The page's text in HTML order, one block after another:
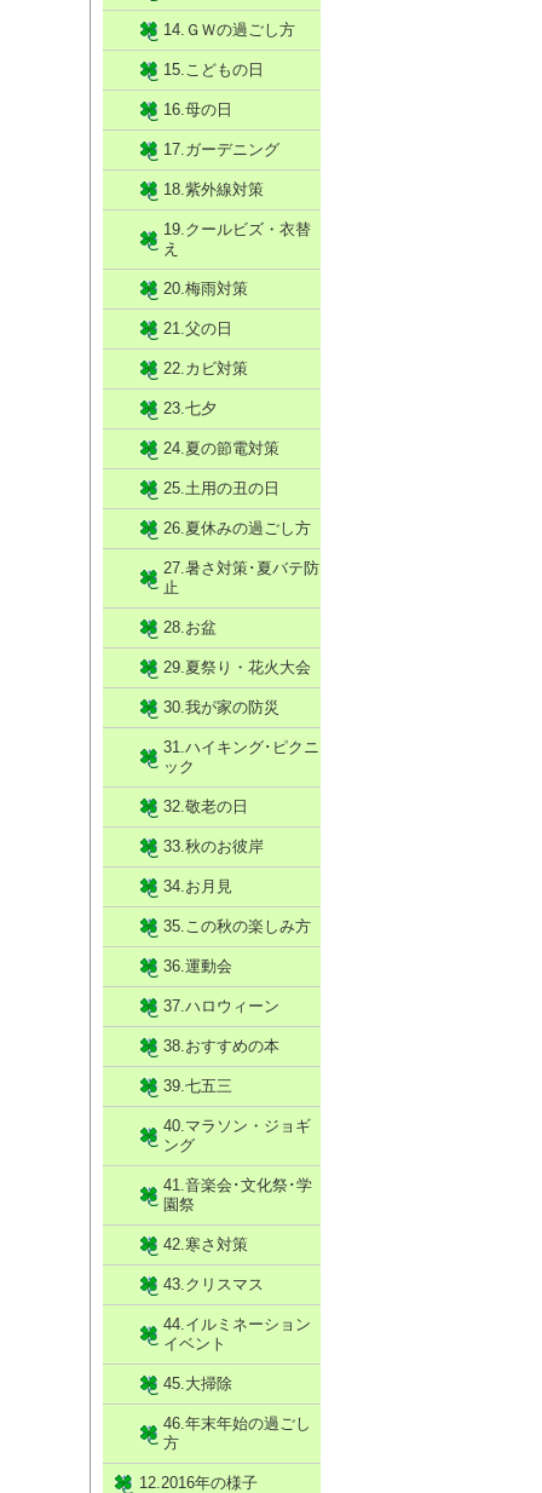
14.ＧＷの過ごし方
15.こどもの日
16.母の日
17.ガーデニング
18.紫外線対策
19.クールビズ・衣替
え
20.梅雨対策
21.父の日
22.カビ対策
23.七夕
24.夏の節電対策
25.土用の丑の日
26.夏休みの過ごし方
27.暑さ対策･夏バテ防
止
28.お盆
29.夏祭り・花火大会
30.我が家の防災
31.ハイキング･ピクニ
ック
32.敬老の日
33.秋のお彼岸
34.お月見
35.この秋の楽しみ方
36.運動会
37.ハロウィーン
38.おすすめの本
39.七五三
40.マラソン・ジョギ
ング
41.音楽会･文化祭･学
園祭
42.寒さ対策
43.クリスマス
44.イルミネーション
イベント
45.大掃除
46.年末年始の過ごし
方
12.2016年の様子